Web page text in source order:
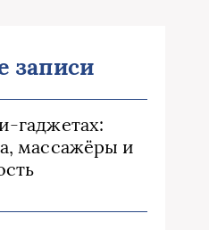
записи
массажёры и